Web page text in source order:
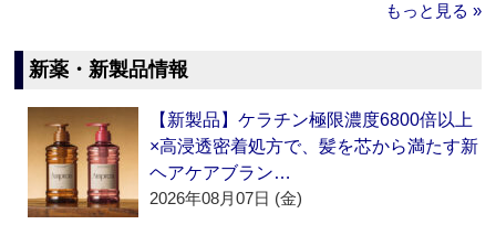
もっと見る »
新薬・新製品情報
【新製品】ケラチン極限濃度6800倍以上
×高浸透密着処方で、髪を芯から満たす新
ヘアケアブラン…
2026年08月07日 (金)